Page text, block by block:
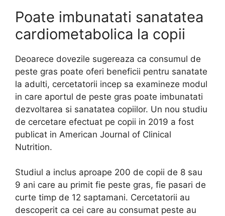
Poate imbunatati sanatatea
cardiometabolica la copii
Deoarece dovezile sugereaza ca consumul de
peste gras poate oferi beneficii pentru sanatate
la adulti, cercetatorii incep sa examineze modul
in care aportul de peste gras poate imbunatati
dezvoltarea si sanatatea copiilor. Un nou studiu
de cercetare efectuat pe copii in 2019 a fost
publicat in American Journal of Clinical
Nutrition.
Studiul a inclus aproape 200 de copii de 8 sau
9 ani care au primit fie peste gras, fie pasari de
curte timp de 12 saptamani. Cercetatorii au
descoperit ca cei care au consumat peste au